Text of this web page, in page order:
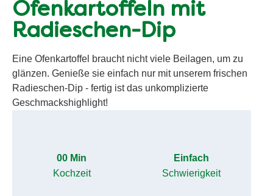
Ofenkartoffeln mit
Radieschen-Dip
Eine Ofenkartoffel braucht nicht viele Beilagen, um zu
glänzen. Genieße sie einfach nur mit unserem frischen
Radieschen-Dip - fertig ist das unkomplizierte
Geschmackshighlight!
00 Min
Kochzeit
Einfach
Schwierigkeit